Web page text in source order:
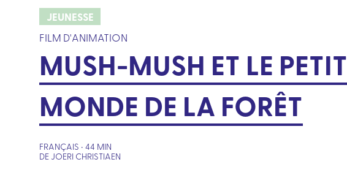
JEUNESSE
FILM D'ANIMATION
MUSH-MUSH ET LE PETIT
MONDE DE LA FORÊT
FRANÇAIS • 44 MIN
DE JOERI CHRISTIAEN